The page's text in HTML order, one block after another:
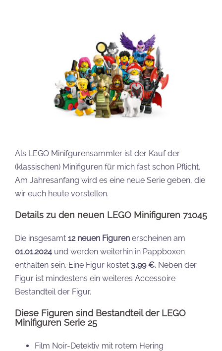
Als LEGO Minifgurensammler ist der Kauf der
(klassischen) Minifiguren für mich fast schon Pflicht.
Am Jahresanfang wird es eine neue Serie geben, die
wir euch heute vorstellen.
Details zu den neuen LEGO Minifiguren 71045
Die insgesamt 12 neuen Figuren erscheinen am
01.01.2024 und werden weiterhin in Pappboxen
enthalten sein. Eine Figur kostet 3,99 €. Neben der
Figur ist mindestens ein weiteres Accessoire
Bestandteil der Figur.
Diese Figuren sind Bestandteil der LEGO
Minifiguren Serie 25
Film Noir-Detektiv mit rotem Hering